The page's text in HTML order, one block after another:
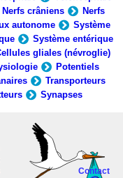
Nerfs crâniens
Nerfs
autonome
Système
Système entérique
gliales (névroglie)
Potentiels
Transporteurs
Synapses
Contact